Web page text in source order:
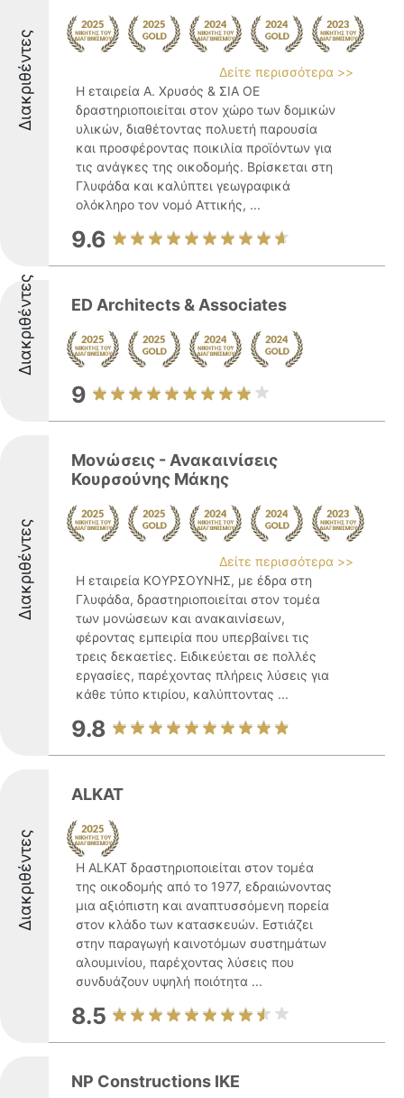
Διακριθέντες
Δείτε περισσότερα >>
Η εταιρεία Α. Χρυσός & ΣΙΑ ΟΕ
δραστηριοποιείται στον χώρο των δομικών
υλικών, διαθέτοντας πολυετή παρουσία
και προσφέροντας ποικιλία προϊόντων για
τις ανάγκες της οικοδομής. Βρίσκεται στη
Γλυφάδα και καλύπτει γεωγραφικά
ολόκληρο τον νομό Αττικής, ...
9.6
Διακριθέντες ED Architects & Associates
9
Διακριθέντες
Μονώσεις - Ανακαινίσεις
Κουρσούνης Μάκης
Δείτε περισσότερα >>
Η εταιρεία ΚΟΥΡΣΟΥΝΗΣ, με έδρα στη
Γλυφάδα, δραστηριοποιείται στον τομέα
των μονώσεων και ανακαινίσεων,
φέροντας εμπειρία που υπερβαίνει τις
τρεις δεκαετίες. Ειδικεύεται σε πολλές
εργασίες, παρέχοντας πλήρεις λύσεις για
κάθε τύπο κτιρίου, καλύπτοντας ...
9.8
Διακριθέντες
ALKAT
Η ALKAT δραστηριοποιείται στον τομέα
της οικοδομής από το 1977, εδραιώνοντας
μια αξιόπιστη και αναπτυσσόμενη πορεία
στον κλάδο των κατασκευών. Εστιάζει
στην παραγωγή καινοτόμων συστημάτων
αλουμινίου, παρέχοντας λύσεις που
συνδυάζουν υψηλή ποιότητα ...
8.5
NP Constructions IKE